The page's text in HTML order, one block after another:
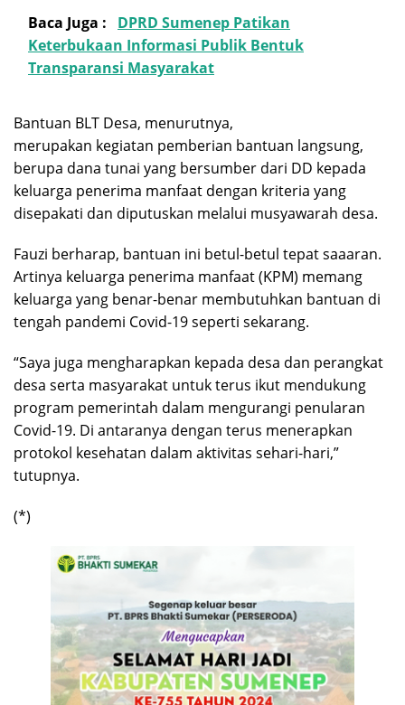
Baca Juga :
DPRD Sumenep Patikan
Keterbukaan Informasi Publik Bentuk
Transparansi Masyarakat
Bantuan BLT Desa, menurutnya,
merupakan kegiatan pemberian bantuan langsung,
berupa dana tunai yang bersumber dari DD kepada
keluarga penerima manfaat dengan kriteria yang
disepakati dan diputuskan melalui musyawarah desa.
Fauzi berharap, bantuan ini betul-betul tepat saaaran.
Artinya keluarga penerima manfaat (KPM) memang
keluarga yang benar-benar membutuhkan bantuan di
tengah pandemi Covid-19 seperti sekarang.
“Saya juga mengharapkan kepada desa dan perangkat
desa serta masyarakat untuk terus ikut mendukung
program pemerintah dalam mengurangi penularan
Covid-19. Di antaranya dengan terus menerapkan
protokol kesehatan dalam aktivitas sehari-hari,”
tutupnya.
(*)